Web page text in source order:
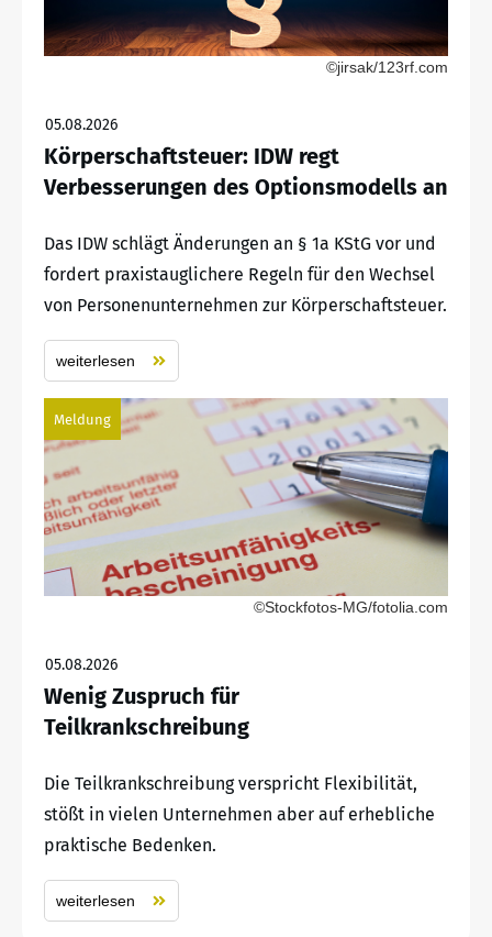
©jirsak/123rf.com
05.08.2026
Körperschaftsteuer: IDW regt
Verbesserungen des Optionsmodells an
Das IDW schlägt Änderungen an § 1a KStG vor und
fordert praxistauglichere Regeln für den Wechsel
von Personenunternehmen zur Körperschaftsteuer.
weiterlesen
Meldung
©Stockfotos-MG/fotolia.com
05.08.2026
Wenig Zuspruch für
Teilkrankschreibung
Die Teilkrankschreibung verspricht Flexibilität,
stößt in vielen Unternehmen aber auf erhebliche
praktische Bedenken.
weiterlesen